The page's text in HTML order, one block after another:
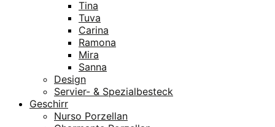
Tina
Tuva
Carina
Ramona
Mira
Sanna
Design
Servier- & Spezialbesteck
Geschirr
Nurso Porzellan